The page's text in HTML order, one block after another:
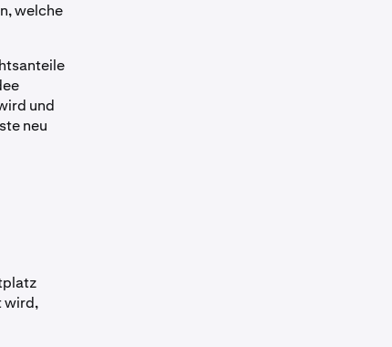
welche
und
neu
wird,